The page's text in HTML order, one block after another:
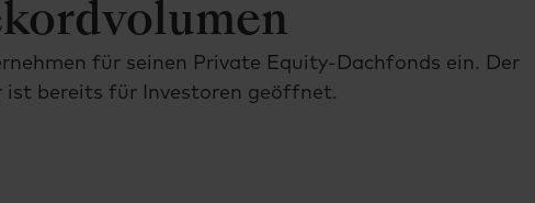
für seinen Private Equity-Dachfonds ein. Der
ist bereits für Investoren geöffnet.